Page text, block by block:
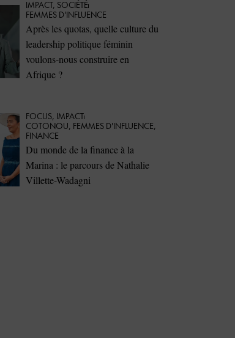
IMPACT , SOCIÉTÉ
FEMMES D'INFLUENCE
Après les quotas, quelle culture du
leadership politique féminin
voulons-nous construire en
Afrique ?
FOCUS, IMPACT
COTONOU, FEMMES D'INFLUENCE,
FINANCE
Du monde de la finance à la
Marina : le parcours de Nathalie
Villette-Wadagni